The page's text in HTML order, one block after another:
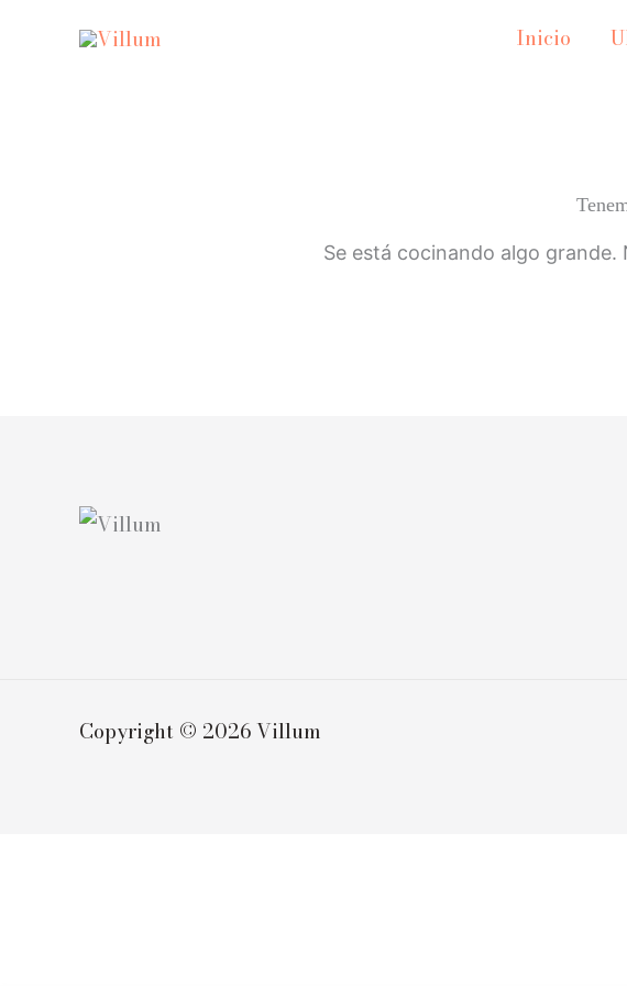
Inicio
Se está cocinando algo
Copyright © 2026 Villum